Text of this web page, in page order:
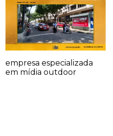
empresa especializada
em mídia outdoor